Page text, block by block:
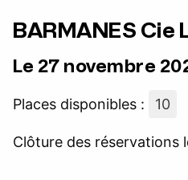
BARMANES Cie
Le 27 novembre
Places disponibles : 10
Clôture des réservations